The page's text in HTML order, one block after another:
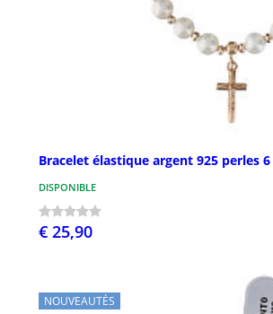
Bracelet élastique argent 925 perles
DISPONIBLE
€ 25,90
NOUVEAUTÉS